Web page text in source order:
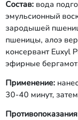
Состав: вода
эмульсионный
зародышей
пшеницы, алоэ
консервант Euxyl
эфирные
Применение:
30-40 минут,